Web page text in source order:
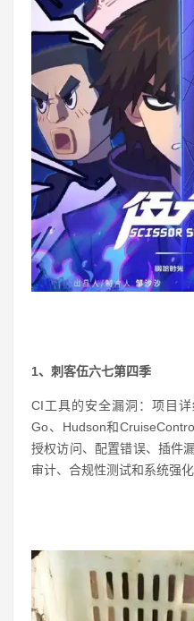
1、刺客伍六七第四季
CI工具的安全漏洞：项目详
Go、Hudson和
授权访问、配置错误、插件
审计、合规性测试和系统强化